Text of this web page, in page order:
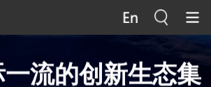
流的创新生态集